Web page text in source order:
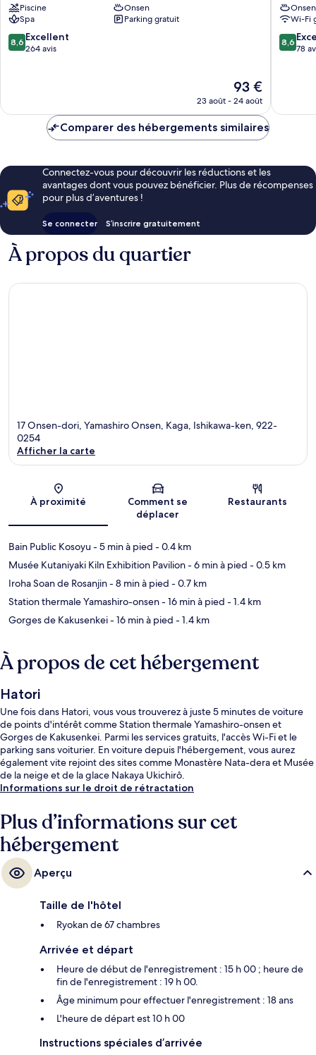
Piscine
Onsen
Spa
Parking gratuit
8.6
sur
8,6 Excellent
264 avis
Le
nouveau
est
de
93 €
23 août - 24 août
Onsen
Wi-Fi
8.6
sur
8,6
78
Comparer des hébergements similaires
Connectez-vous pour découvrir les réductions et les
avantages dont vous pouvez bénéficier. Plus de récompenses
pour plus d’aventures !
Se connecter S’inscrire gratuitement
À propos du quartier
17 Onsen-dori, Yamashiro Onsen, Kaga, Ishikawa-ken, 922-
0254
Afficher la carte
À proximité
Comment se
déplacer
Restaurants
Bain Public Kosoyu- 5 min à pied - 0.4 km
Musée Kutaniyaki Kiln Exhibition Pavilion- 6 min à pied - 0.5 km
Iroha Soan de Rosanjin- 8 min à pied - 0.7 km
Station thermale Yamashiro-onsen- 16 min à pied - 1.4 km
Gorges de Kakusenkei- 16 min à pied - 1.4 km
À propos de cet hébergement
Hatori
Une fois dans Hatori, vous vous trouverez à juste 5 minutes de voiture
de points d'intérêt comme Station thermale Yamashiro-onsen et
Gorges de Kakusenkei. Parmi les services gratuits, l'accès Wi-Fi et le
parking sans voiturier. En voiture depuis l'hébergement, vous aurez
également vite rejoint des sites comme Monastère Nata-dera et Musée
de la neige et de la glace Nakaya Ukichirô.
Informations sur le droit de rétractation
Plus d’informations sur cet
hébergement
Aperçu
Taille de l'hôtel
Ryokan de 67 chambres
Arrivée et départ
Heure de début de l'enregistrement : 15 h 00 ; heure de
fin de l'enregistrement : 19 h 00.
Âge minimum pour effectuer l'enregistrement : 18 ans
L'heure de départ est 10 h 00
Instructions spéciales d’arrivée